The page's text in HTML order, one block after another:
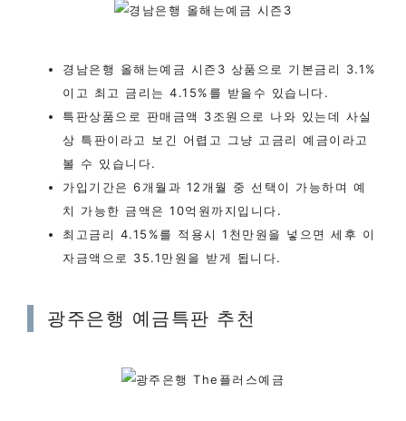
경남은행 올해는예금 시즌3 상품으로 기본금리 3.1%
이고 최고 금리는 4.15%를 받을수 있습니다.
특판상품으로 판매금액 3조원으로 나와 있는데 사실
상 특판이라고 보긴 어렵고 그냥 고금리 예금이라고
볼 수 있습니다.
가입기간은 6개월과 12개월 중 선택이 가능하며 예
치 가능한 금액은 10억원까지입니다.
최고금리 4.15%를 적용시 1천만원을 넣으면 세후 이
자금액으로 35.1만원을 받게 됩니다.
광주은행 예금특판 추천